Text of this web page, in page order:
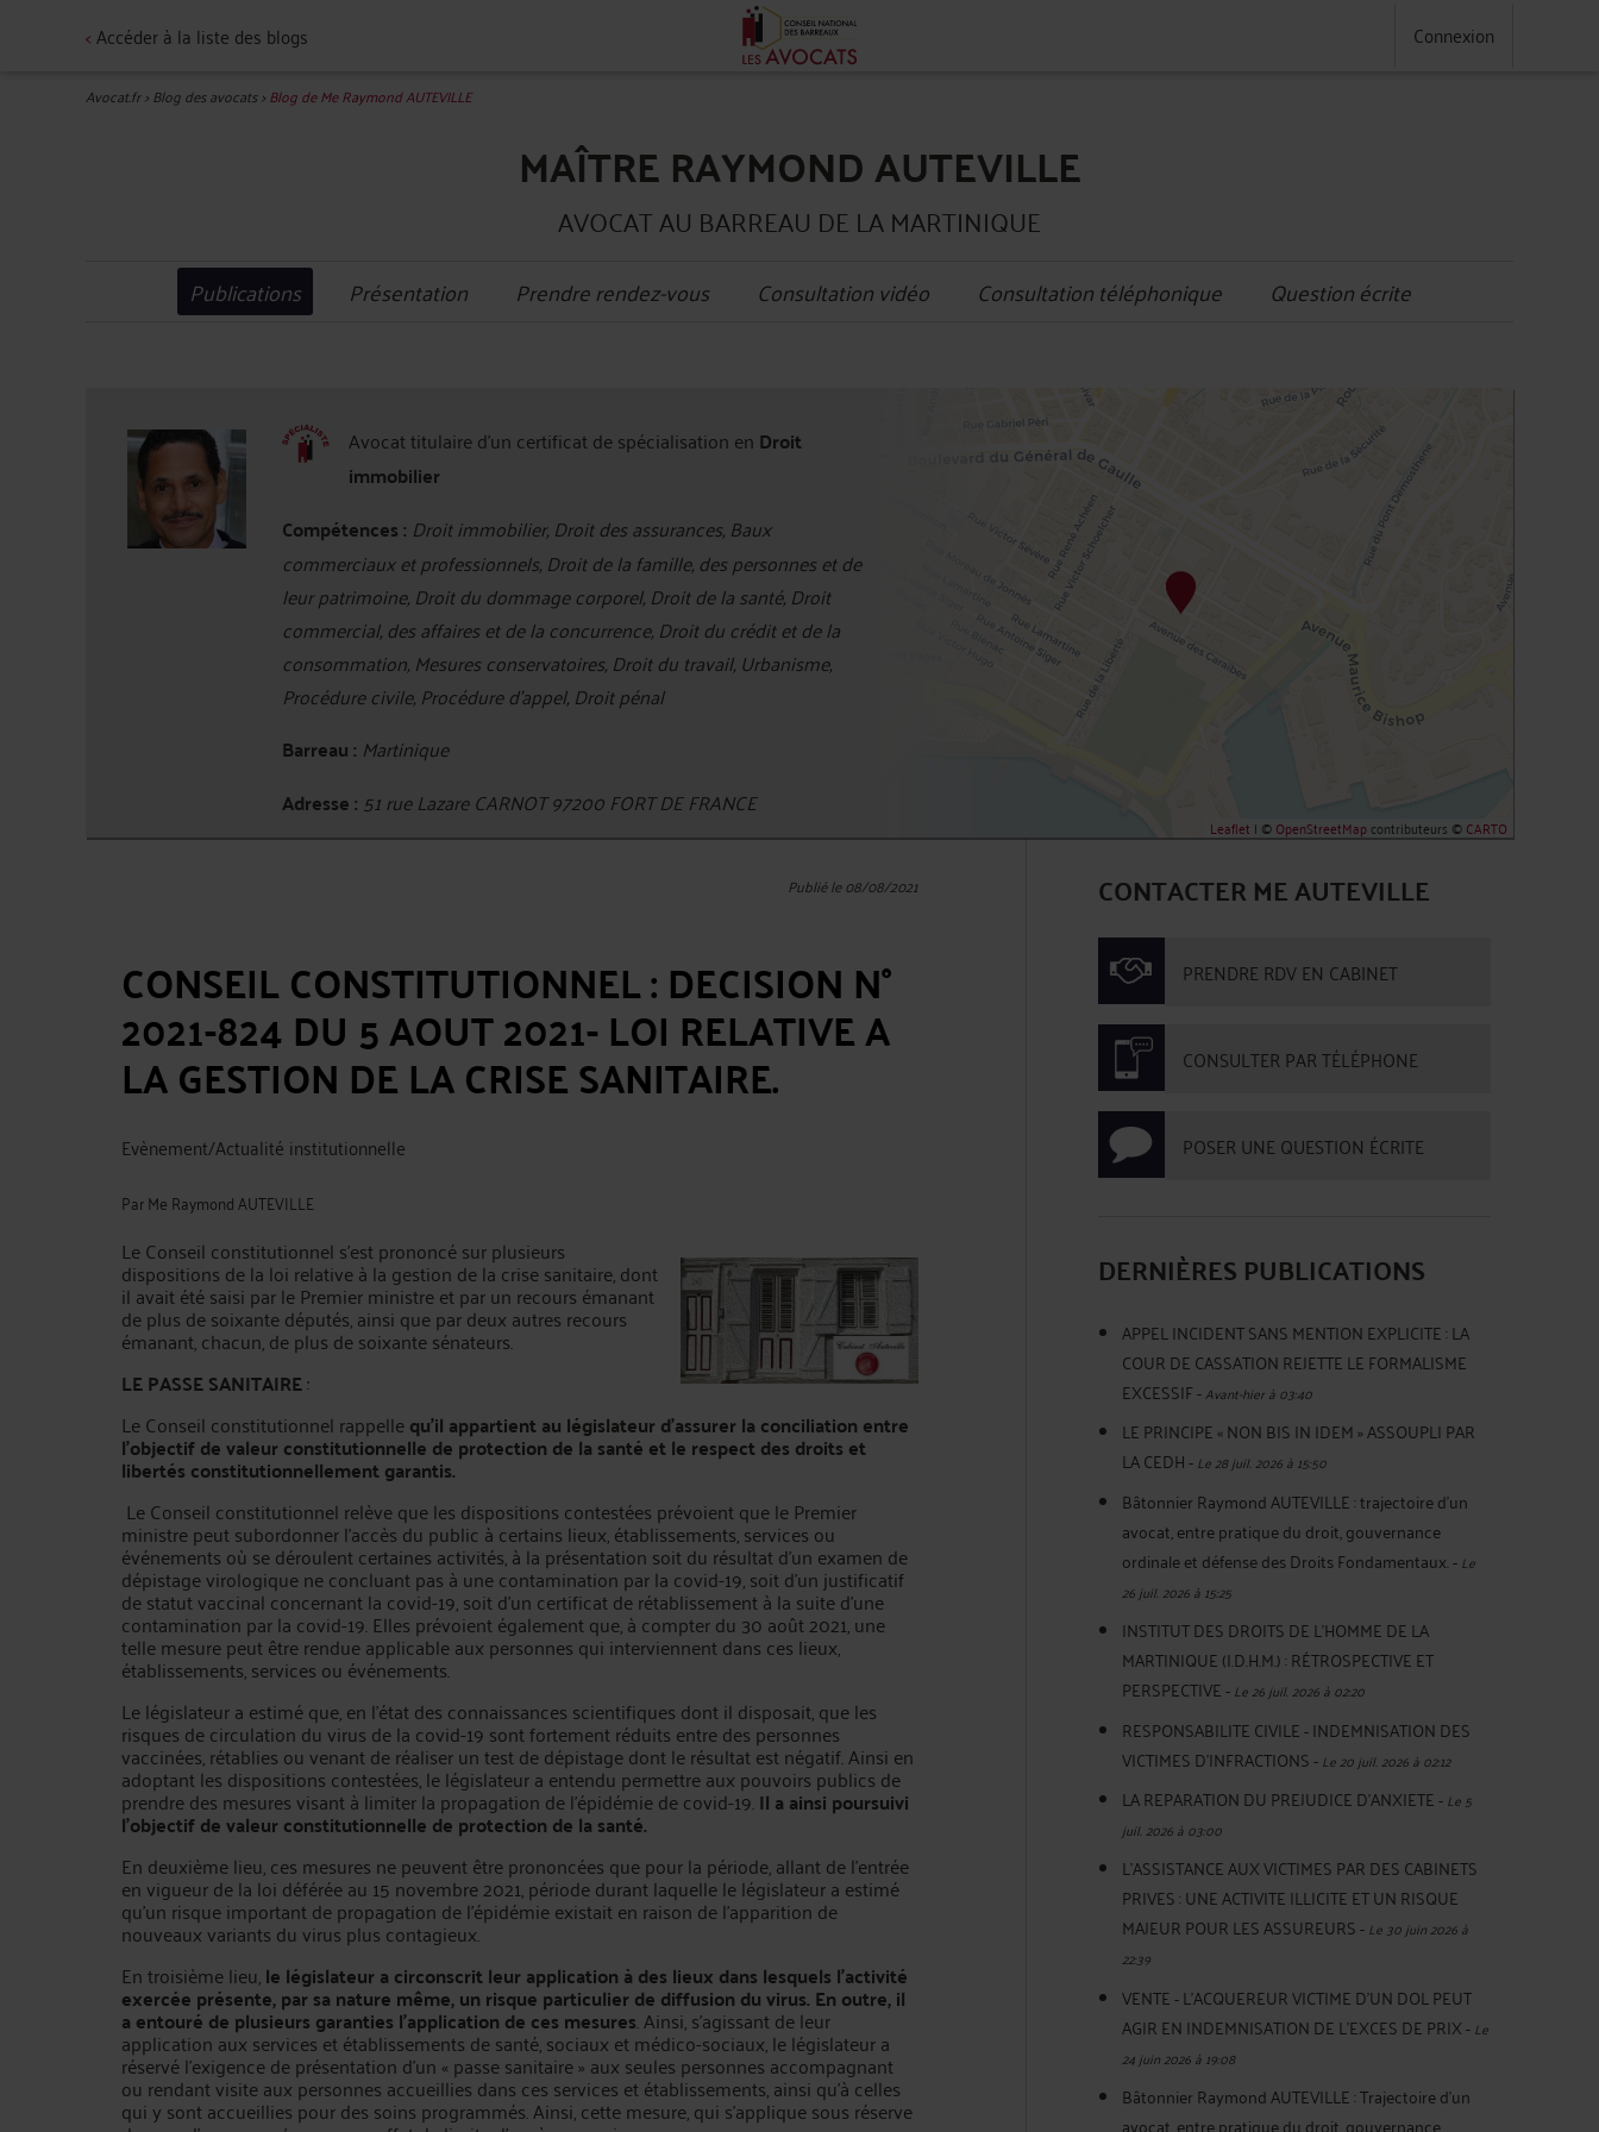
<Accéder à la liste des blogs Connexion
Avocat.fr>Blog des avocats>Blog de Me Raymond AUTEVILLE
MAÎTRE RAYMOND AUTEVILLE
AVOCAT AU BARREAU DE LA MARTINIQUE
Publications Présentation Prendre rendez-vous Consultation vidéo Consultation téléphonique Question écrite
Avocat titulaire d'un certificat de spécialisation en Droit
immobilier
Compétences : Droit immobilier, Droit des assurances, Baux
commerciaux et professionnels, Droit de la famille, des personnes et de
leur patrimoine, Droit du dommage corporel, Droit de la santé, Droit
commercial, des affaires et de la concurrence, Droit du crédit et de la
consommation, Mesures conservatoires, Droit du travail, Urbanisme,
Procédure civile, Procédure d'appel, Droit pénal
Barreau : Martinique
Adresse : 51 rue Lazare CARNOT 97200 FORT DE FRANCE
Leaflet | ©OpenStreetMapcontributeurs ©CARTO
Publié le 08/08/2021
CONSEIL CONSTITUTIONNEL : DECISION N°
2021-824 DU 5 AOUT 2021- LOI RELATIVE A
LA GESTION DE LA CRISE SANITAIRE.
Evènement/Actualité institutionnelle
ParMe Raymond AUTEVILLE
Le Conseil constitutionnel s'est prononcé sur plusieurs
dispositions de la loi relative à la gestion de la crise sanitaire, dont
il avait été saisi par le Premier ministre et par un recours émanant
de plus de soixante députés, ainsi que par deux autres recours
émanant, chacun, de plus de soixante sénateurs.
LE PASSE SANITAIRE:
Le Conseil constitutionnel rappellequ'il appartient au législateur d'assurer la conciliation entre
l'objectif de valeur constitutionnelle de protection de la santé et le respect des droits et
libertés constitutionnellement garantis.
Le Conseil constitutionnel relève que les dispositions contestées prévoient que le Premier
ministre peut subordonner l'accès du public à certains lieux, établissements, services ou
événements où se déroulent certaines activités, à la présentation soit du résultat d'un examen de
dépistage virologique ne concluant pas à une contamination par la covid-19, soit d'un justificatif
de statut vaccinal concernant la covid-19, soit d'un certificat de rétablissement à la suite d'une
contamination par la covid-19. Elles prévoient également que, à compter du 30 août 2021, une
telle mesure peut être rendue applicable aux personnes qui interviennent dans ces lieux,
établissements, services ou événements.
Le législateur a estimé que, en l'état des connaissances scientifiques dont il disposait, que les
risques de circulation du virus de la covid-19 sont fortement réduits entre des personnes
vaccinées, rétablies ou venant de réaliser un test de dépistage dont le résultat est négatif. Ainsi en
adoptant les dispositions contestées, le législateur a entendu permettre aux pouvoirs publics de
prendre des mesures visant à limiter la propagation de l'épidémie de covid-19.Il a ainsi poursuivi
l'objectif de valeur constitutionnelle de protection de la santé.
En deuxième lieu, ces mesures ne peuvent être prononcées que pour la période, allant de l'entrée
en vigueur de la loi déférée au 15 novembre 2021, période durant laquelle le législateur a estimé
qu'un risque important de propagation de l'épidémie existait en raison de l'apparition de
nouveaux variants du virus plus contagieux.
En troisième lieu,le législateur a circonscrit leur application à des lieux dans lesquels l'activité
exercée présente, par sa nature même, un risque particulier de diffusion du virus. En outre, il
a entouré de plusieurs garanties l'application de ces mesures. Ainsi, s'agissant de leur
application aux services et établissements de santé, sociaux et médico-sociaux, le législateur a
réservé l'exigence de présentation d'un « passe sanitaire » aux seules personnes accompagnant
ou rendant visite aux personnes accueillies dans ces services et établissements, ainsi qu'à celles
qui y sont accueillies pour des soins programmés. Ainsi, cette mesure, qui s'applique sous réserve
CONTACTER ME AUTEVILLE
PRENDRE RDV EN CABINET
CONSULTER PAR TÉLÉPHONE
POSER UNE QUESTION ÉCRITE
DERNIÈRES PUBLICATIONS
APPEL INCIDENT SANS MENTION EXPLICITE : LA
COUR DE CASSATION REJETTE LE FORMALISME
EXCESSIF-Avant-hier à 03:40
LE PRINCIPE « NON BIS IN IDEM » ASSOUPLI PAR
LA CEDH-Le 28 juil. 2026 à 15:50
Bâtonnier Raymond AUTEVILLE : trajectoire d’un
avocat, entre pratique du droit, gouvernance
ordinale et défense des Droits Fondamentaux.-Le
26 juil. 2026 à 15:25
INSTITUT DES DROITS DE L'HOMME DE LA
MARTINIQUE (I.D.H.M.) : RÉTROSPECTIVE ET
PERSPECTIVE-Le 26 juil. 2026 à 02:20
RESPONSABILITE CIVILE - INDEMNISATION DES
VICTIMES D'INFRACTIONS-Le 20 juil. 2026 à 02:12
LA REPARATION DU PREJUDICE D’ANXIETE-Le 5
juil. 2026 à 03:00
L'ASSISTANCE AUX VICTIMES PAR DES CABINETS
PRIVES : UNE ACTIVITE ILLICITE ET UN RISQUE
MAJEUR POUR LES ASSUREURS-Le 30 juin 2026 à
22:39
VENTE - L'ACQUEREUR VICTIME D'UN DOL PEUT
AGIR EN INDEMNISATION DE L'EXCES DE PRIX-Le
24 juin 2026 à 19:08
Bâtonnier Raymond AUTEVILLE : Trajectoire d’un
avocat, entre pratique du droit, gouvernance